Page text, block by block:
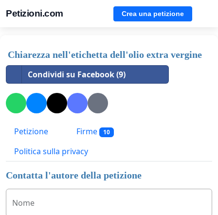
Petizioni.com Crea una petizione
Chiarezza nell'etichetta dell'olio extra vergine
Condividi su Facebook (9)
Petizione Firme 10
Politica sulla privacy
Contatta l'autore della petizione
Nome